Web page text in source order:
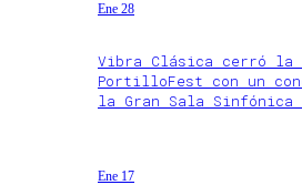
Ene 28
Vibra Clásica cerró la
PortilloFest con un
la Gran Sala Sinfónica
Ene 17